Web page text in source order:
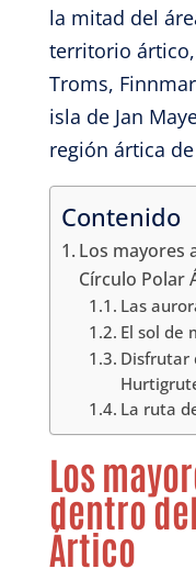
la mitad del
territorio
Troms,
isla de Jan
región ártica
Contenido
Los mayores
Círculo Polar
Las
El sol de
Disfrutar
La ruta
Los
dentro
Ártico